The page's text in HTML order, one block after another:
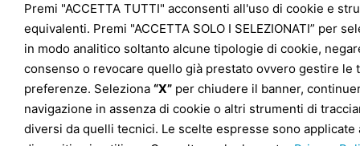
Premi "ACCETTA TUTTI" acconsenti all'uso di cookie e
equivalenti. Premi "ACCETTA SOLO I SELEZIONATI” per
in modo analitico soltanto alcune tipologie di cookie,
consenso o revocare quello già prestato ovvero gestire le
preferenze. Seleziona “X” per chiudere il banner,
navigazione in assenza di cookie o altri strumenti di
diversi da quelli tecnici. Le scelte espresse sono applicate